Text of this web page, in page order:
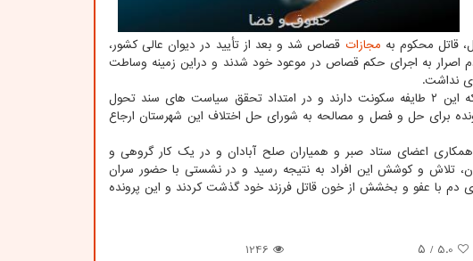
قاتل محکوم به مجازات قصاص شد و بعد از تأیید در دیوان عالی کشور،
اصرار به اجرای حکم قصاص در موعود خود شدند و دراین زمینه وساطت
نداشت.
رئیس دادگستری آبادان اضافه کرد: باتوجه به بافت عشایری در مناطقی که این ۲ طایفه سکونت دارند و در امتداد تحقق سیاست های سند تحول
برای حل و فصل و مصالحه به شورای حل اختلاف این شهرستان ارجاع
اعضای ستاد صبر و همیاران صلح آبادان و در یک کار گروهی و
تلاش و کوشش این افراد به نتیجه رسید و در نشستی با حضور سران
دم با عفو و بخشش از خون قاتل فرزند خود گذشت کردند و این پرونده
5.0 / ۵
1246